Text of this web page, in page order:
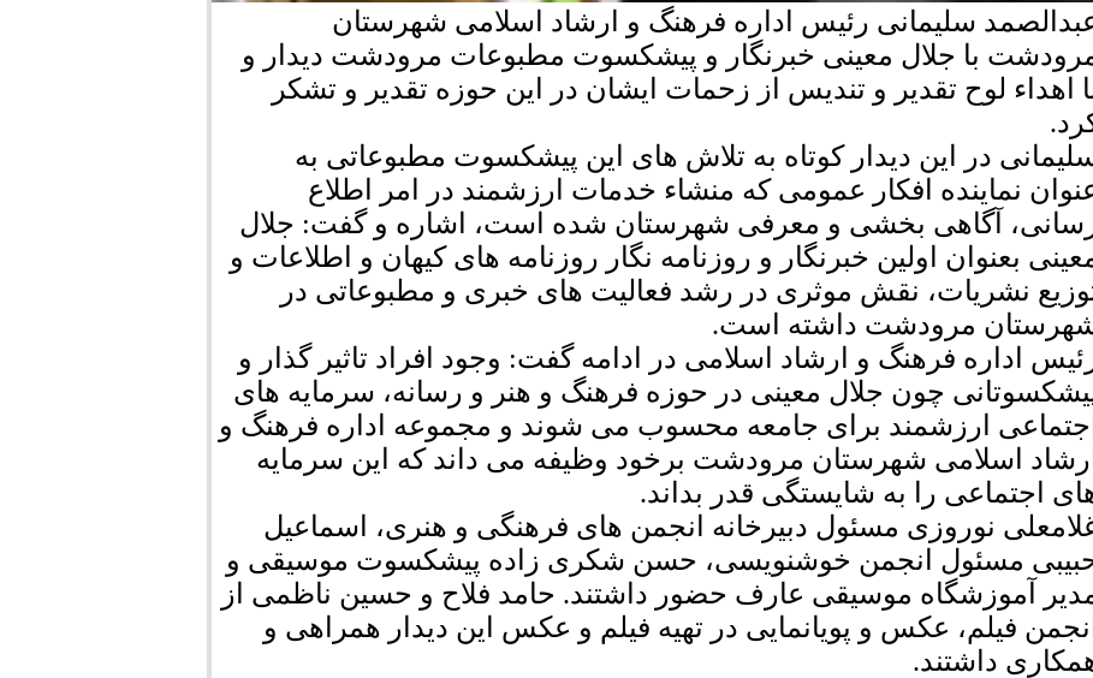
سلیمانی رئیس اداره فرهنگ و ارشاد اسلامی شهرستان
با جلال معینی خبرنگار و پیشکسوت مطبوعات مرودشت دیدار و
اهداء لوح تقدیر و تندیس از زحمات ایشان در این حوزه تقدیر و تشکر
در این دیدار کوتاه به تلاش های این پیشکسوت مطبوعاتی به
نماینده افکار عمومی که منشاء خدمات ارزشمند در امر اطلاع
آگاهی بخشی و معرفی شهرستان شده است، اشاره و گفت: جلال
بعنوان اولین خبرنگار و روزنامه نگار روزنامه های کیهان و اطلاعات و
نشریات، نقش موثری در رشد فعالیت های خبری و مطبوعاتی در
مرودشت داشته است.
اداره فرهنگ و ارشاد اسلامی در ادامه گفت: وجود افراد تاثیر گذار و
چون جلال معینی در حوزه فرهنگ و هنر و رسانه، سرمایه های
اجتماعی ارزشمند برای جامعه محسوب می شوند و مجموعه اداره فرهنگ و
ارشاد اسلامی شهرستان مرودشت برخود وظیفه می داند که این سرمایه
اجتماعی را به شایستگی قدر بداند.
نوروزی مسئول دبیرخانه انجمن های فرهنگی و هنری، اسماعیل
مسئول انجمن خوشنویسی، حسن شکری زاده پیشکسوت موسیقی و
آموزشگاه موسیقی عارف حضور داشتند. حامد فلاح و حسین ناظمی از
انجمن فیلم، عکس و پویانمایی در تهیه فیلم و عکس این دیدار همراهی و
داشتند.